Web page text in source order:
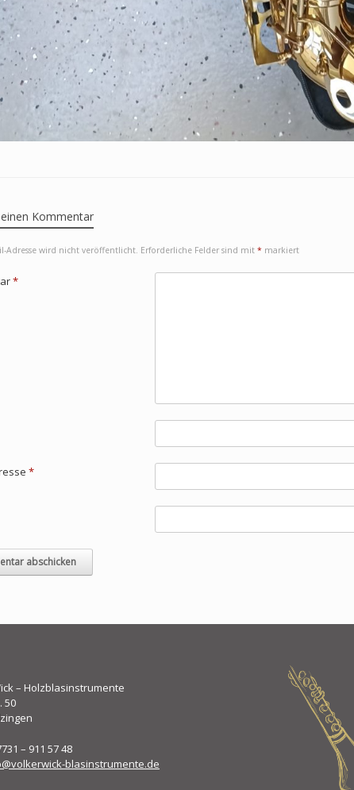
Kommentar
Adresse wird nicht veröffentlicht. Erforderliche Felder sind mit * markiert
*
*
– Holzblasinstrumente
50
– 911 57 48
blasinstrumente.de